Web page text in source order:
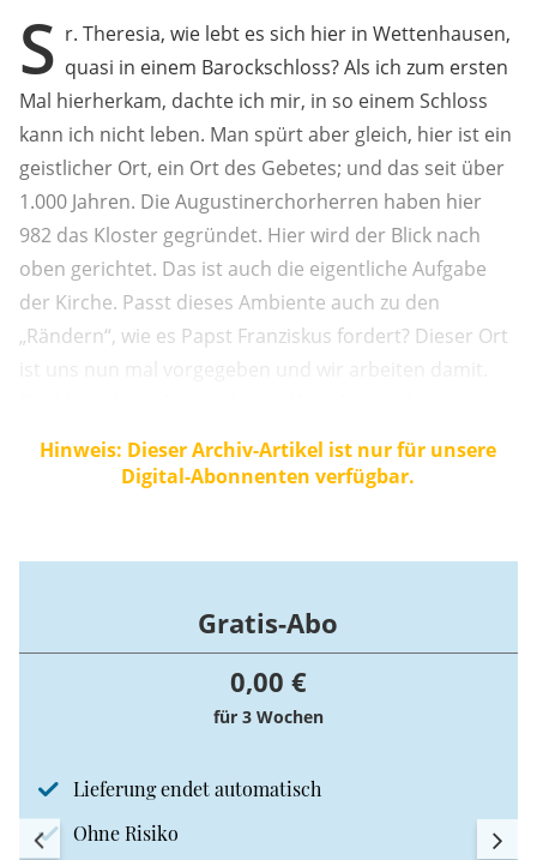
S r. Theresia, wie lebt es sich hier in Wettenhausen,
quasi in einem Barockschloss? Als ich zum ersten
Mal hierherkam, dachte ich mir, in so einem Schloss
kann ich nicht leben. Man spürt aber gleich, hier ist ein
geistlicher Ort, ein Ort des Gebetes; und das seit über
1.000 Jahren. Die Augustinerchorherren haben hier
982 das Kloster gegründet. Hier wird der Blick nach
oben gerichtet. Das ist auch die eigentliche Aufgabe
der Kirche. Passt dieses Ambiente auch zu den
„Rändern“, wie es Papst Franziskus fordert? Dieser Ort
können aufatmen. Wir gehen vielleicht nicht direkt „an
die Ränder“, aber wir laden die Menschen ...
Hinweis: Dieser Archiv-Artikel ist nur für unsere
Digital-Abonnenten verfügbar.
Gratis-Abo
0,00 €
für 3 Wochen
Lieferung endet automatisch
Ohne Risiko